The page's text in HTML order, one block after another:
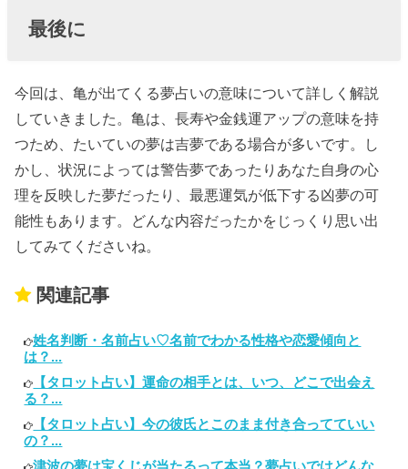
最後に
今回は、亀が出てくる夢占いの意味について詳しく解説
していきました。亀は、長寿や金銭運アップの意味を持
つため、たいていの夢は吉夢である場合が多いです。し
かし、状況によっては警告夢であったりあなた自身の心
理を反映した夢だったり、最悪運気が低下する凶夢の可
能性もあります。どんな内容だったかをじっくり思い出
してみてくださいね。
関連記事
姓名判断・名前占い♡名前でわかる性格や恋愛傾向と
は？...
【タロット占い】運命の相手とは、いつ、どこで出会え
る？...
【タロット占い】今の彼氏とこのまま付き合ってていい
の？...